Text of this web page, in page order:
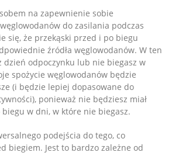
na zapewnienie sobie
do zasilania podczas
się, że przekąski przed i po biegu
źródła węglowodanów. W ten
dzień odpoczynku lub nie biegasz w
spożycie węglowodanów będzie
(i będzie lepiej dopasowane do
ponieważ nie będziesz miał
w dni, w które nie biegasz.
podejścia do tego, co
biegiem. Jest to bardzo zależne od